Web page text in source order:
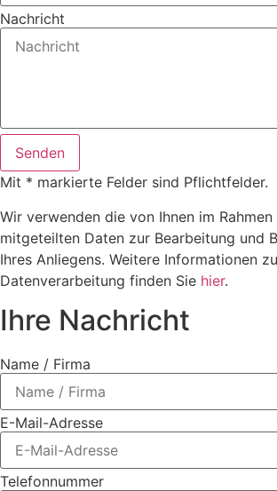
Nachricht
Senden
Mit * markierte Felder sind Pflichtfelder.
Wir verwenden die von Ihnen im
mitgeteilten Daten zur Bearbeitung und
Ihres Anliegens. Weitere Informationen
Datenverarbeitung finden Sie hier.
Ihre Nachricht
Name / Firma
E-Mail-Adresse
Telefonnummer